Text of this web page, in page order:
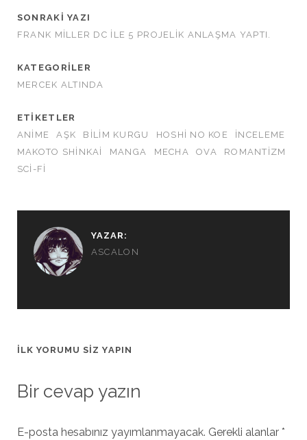
SONRAKI YAZI
FRANK MILLER DC ILE 5 PROJELIK ANLAŞMA YAPTI.
KATEGORILER
MERCEK ALTINDA
ETIKETLER
ANIME
AŞK BILIM KURGU HOSHI NO KOE
INCELEME
MAKOTO SHINKAI
MANGA MECHA OVA
ROMANTIZM
SCI-FI
YAZAR:
ASCALON
İLK YORUMU SIZ YAPIN
Bir cevap yazın
E-posta hesabınız yayımlanmayacak. Gerekli alanlar *